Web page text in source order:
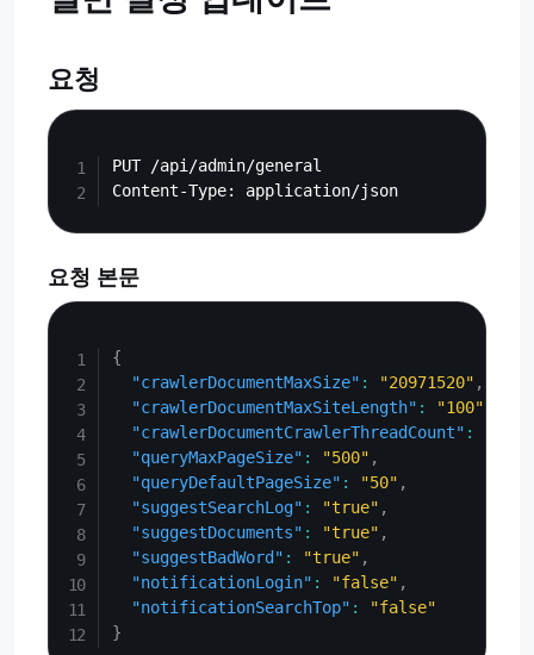
요청
PUT /api/admin/general
요청 본문
{
"crawlerDocumentMaxSize" : "20971520" ,
"crawlerDocumentMaxSiteLength" : "100"
"crawlerDocumentCrawlerThreadCount" :
"queryMaxPageSize" : "500" ,
"queryDefaultPageSize" : "50" ,
"suggestSearchLog" : "true" ,
"suggestDocuments" : "true" ,
"suggestBadWord" : "true" ,
"notificationLogin" : "false" ,
"notificationSearchTop" :
"false"
}